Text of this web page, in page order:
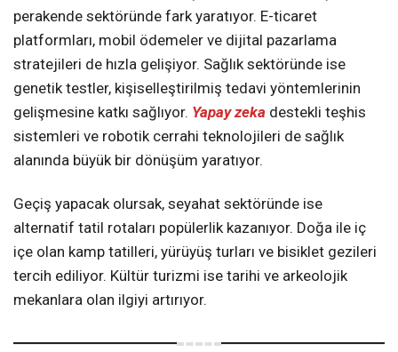
perakende sektöründe fark yaratıyor. E-ticaret
platformları, mobil ödemeler ve dijital pazarlama
stratejileri de hızla gelişiyor. Sağlık sektöründe ise
genetik testler, kişiselleştirilmiş tedavi yöntemlerinin
gelişmesine katkı sağlıyor. Yapay zeka destekli teşhis
sistemleri ve robotik cerrahi teknolojileri de sağlık
alanında büyük bir dönüşüm yaratıyor.
Geçiş yapacak olursak, seyahat sektöründe ise
alternatif tatil rotaları popülerlik kazanıyor. Doğa ile iç
içe olan kamp tatilleri, yürüyüş turları ve bisiklet gezileri
tercih ediliyor. Kültür turizmi ise tarihi ve arkeolojik
mekanlara olan ilgiyi artırıyor.